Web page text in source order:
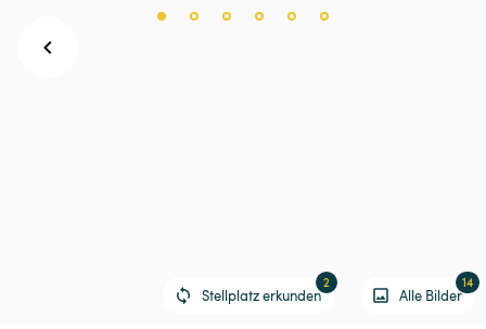
Alle Bilder
14
Stellplatz erkunden
2